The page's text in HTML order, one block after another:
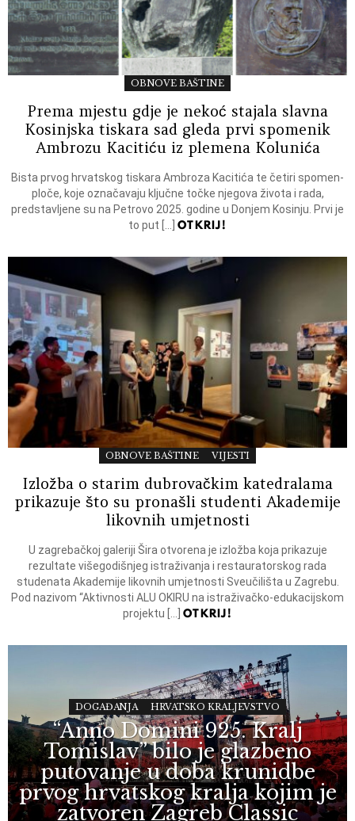
OBNOVE BAŠTINE
Prema mjestu gdje je nekoć stajala slavna
Kosinjska tiskara sad gleda prvi spomenik
Ambrozu Kacitiću iz plemena Kolunića
Bista prvog hrvatskog tiskara Ambroza Kacitića te četiri spomen-
ploče, koje označavaju ključne točke njegova života i rada,
predstavljene su na Petrovo 2025. godine u Donjem Kosinju. Prvi je
to put […] OTKRIJ!
OBNOVE BAŠTINE VIJESTI
Izložba o starim dubrovačkim katedralama
prikazuje što su pronašli studenti Akademije
likovnih umjetnosti
U zagrebačkoj galeriji Šira otvorena je izložba koja prikazuje
rezultate višegodišnjeg istraživanja i restauratorskog rada
studenata Akademije likovnih umjetnosti Sveučilišta u Zagrebu.
Pod nazivom “Aktivnosti ALU OKIRU na istraživačko-edukacijskom
projektu […] OTKRIJ!
DOGAĐANJA HRVATSKO KRALJEVSTVO
“Anno Domini 925. Kralj
Tomislav” bilo je glazbeno
putovanje u doba krunidbe
prvog hrvatskog kralja kojim je
zatvoren Zagreb Classic